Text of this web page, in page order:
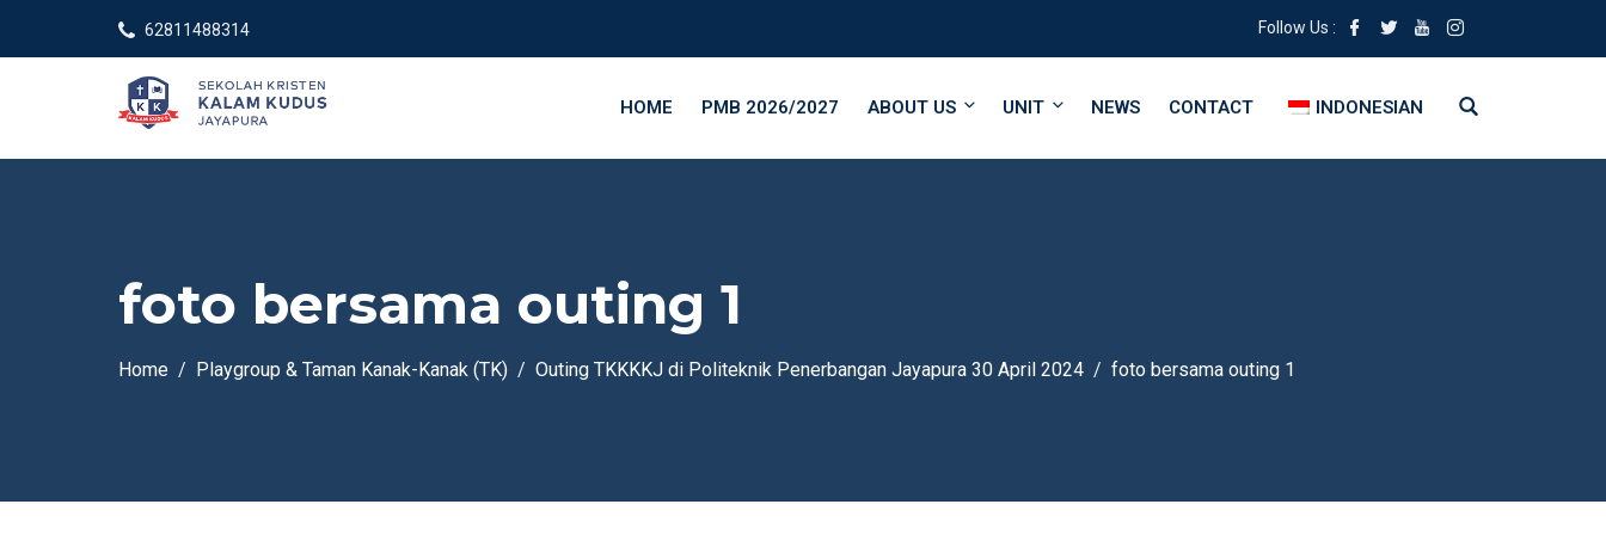
62811488314 Follow Us :
HOME PMB 2026/2027 ABOUT US UNIT NEWS CONTACT INDONESIAN
foto bersama outing 1
Home Playgroup & Taman Kanak-Kanak (TK) Outing TKKKKJ di Politeknik Penerbangan Jayapura 30 April 2024 foto bersama outing 1